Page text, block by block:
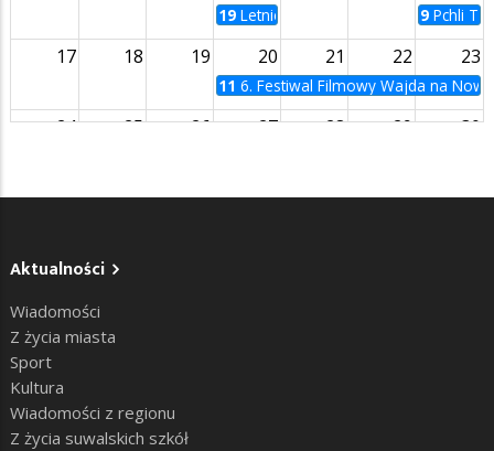
19 Letnie Kino na Bulwarach | Zabij
9 Pchli
17 18 19 20 21 22 23
11 6. Festiwal Filmowy Wajda na Nowo
24 25 26 27 28 29 30
31 1 2 3 4 5 6
Aktualności
Wiadomości
Z życia miasta
Sport
Kultura
Wiadomości z regionu
Z życia suwalskich szkół